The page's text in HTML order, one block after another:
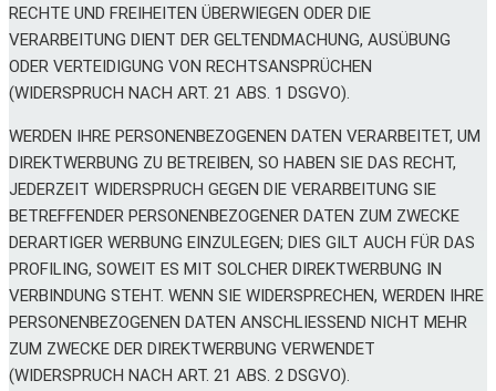
RECHTE UND FREIHEITEN ÜBERWIEGEN ODER DIE
VERARBEITUNG DIENT DER GELTENDMACHUNG, AUSÜBUNG
ODER VERTEIDIGUNG VON RECHTSANSPRÜCHEN
(WIDERSPRUCH NACH ART. 21 ABS. 1 DSGVO).
WERDEN IHRE PERSONENBEZOGENEN DATEN VERARBEITET, UM
DIREKTWERBUNG ZU BETREIBEN, SO HABEN SIE DAS RECHT,
JEDERZEIT WIDERSPRUCH GEGEN DIE VERARBEITUNG SIE
BETREFFENDER PERSONENBEZOGENER DATEN ZUM ZWECKE
DERARTIGER WERBUNG EINZULEGEN; DIES GILT AUCH FÜR DAS
PROFILING, SOWEIT ES MIT SOLCHER DIREKTWERBUNG IN
VERBINDUNG STEHT. WENN SIE WIDERSPRECHEN, WERDEN IHRE
PERSONENBEZOGENEN DATEN ANSCHLIESSEND NICHT MEHR
ZUM ZWECKE DER DIREKTWERBUNG VERWENDET
(WIDERSPRUCH NACH ART. 21 ABS. 2 DSGVO).